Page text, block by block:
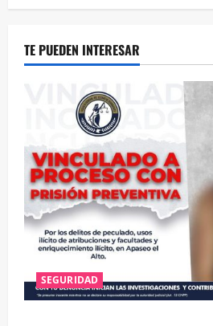
TE PUEDEN INTERESAR
SEGURIDAD